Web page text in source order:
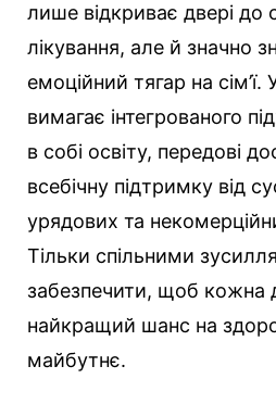
лише відкриває двері до
лікування, але й значно
емоційний тягар на сім’ї.
вимагає інтегрованого
в собі освіту, передові
всебічну підтримку від
урядових та
Тільки спільними
забезпечити, щоб кожна
найкращий шанс на
майбутнє.